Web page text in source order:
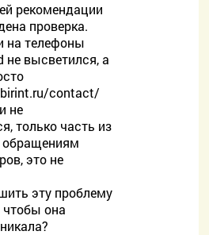
рекомендации
проверка.
на телефоны
не высветился, а
contact/
не
только часть из
обращениям
это не
эту проблему
чтобы она